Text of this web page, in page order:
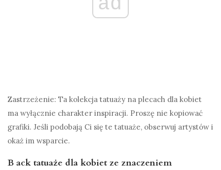
Zastrzeżenie: Ta kolekcja tatuaży na plecach dla kobiet
ma wyłącznie charakter inspiracji. Proszę nie kopiować
grafiki. Jeśli podobają Ci się te tatuaże, obserwuj artystów i
okaż im wsparcie.
B ack tatuaże dla kobiet ze znaczeniem